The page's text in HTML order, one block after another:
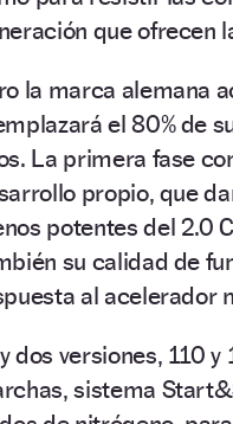
que ofrecen
la marca alemana
el 80% de
La primera fase
propio, que
potentes del 2.0
su calidad de
al acelerador
dos versiones, 110
sistema